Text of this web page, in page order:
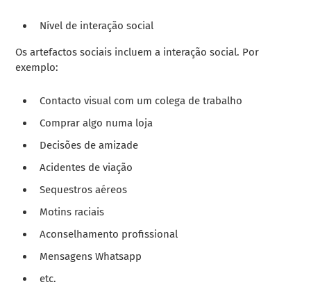
Nível de interação social
Os artefactos sociais incluem a interação social. Por
exemplo:
Contacto visual com um colega de trabalho
Comprar algo numa loja
Decisões de amizade
Acidentes de viação
Sequestros aéreos
Motins raciais
Aconselhamento profissional
Mensagens Whatsapp
etc.